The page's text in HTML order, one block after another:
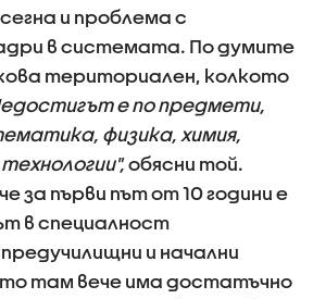
и проблема с
в системата. По думите
териториален, колкото
е по предмети,
физика, химия,
обясни той.
за първи път от 10 години е
в специалност
и начални
там вече има достатъчно